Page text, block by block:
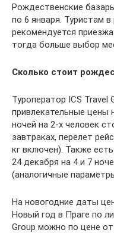
Рождественские
по 6 января. Туристам
рекомендуется
тогда больше выбор
Сколько стоит
Туроператор ICS Travel
привлекательные цены
ночей на 2-х человек
завтраках, перелет
кг включен). Также
24 декабря на 4 и 7
(аналогичные
На новогодние даты
Новый год в Праге по
Group можно по цене